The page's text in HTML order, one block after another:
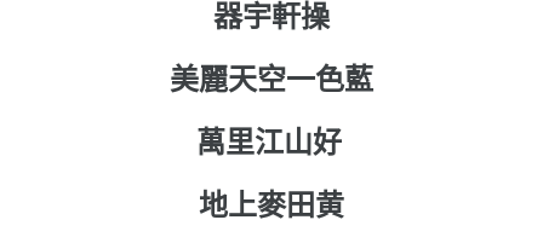
器宇軒操
美麗天空一色藍
萬里江山好
地上麥田黄